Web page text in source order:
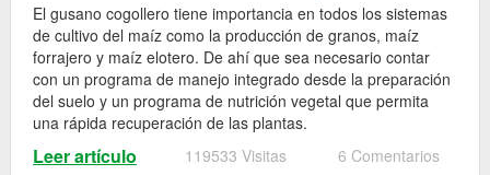
El gusano cogollero tiene importancia en todos los sistemas
de cultivo del maíz como la producción de granos, maíz
forrajero y maíz elotero. De ahí que sea necesario contar
con un programa de manejo integrado desde la preparación
del suelo y un programa de nutrición vegetal que permita
una rápida recuperación de las plantas.
Leer artículo 119533 Visitas 6 Comentarios